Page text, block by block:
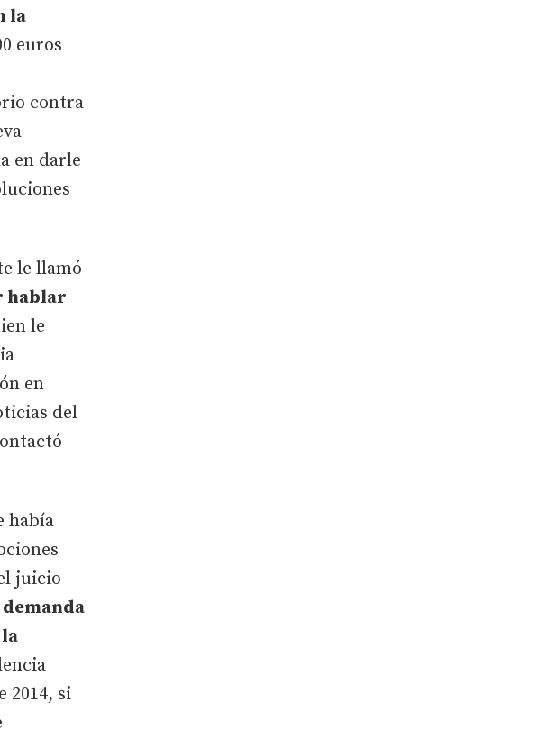
la
euros
contra
en darle
le llamó
hablar
le
en
del
había
juicio
2014, si